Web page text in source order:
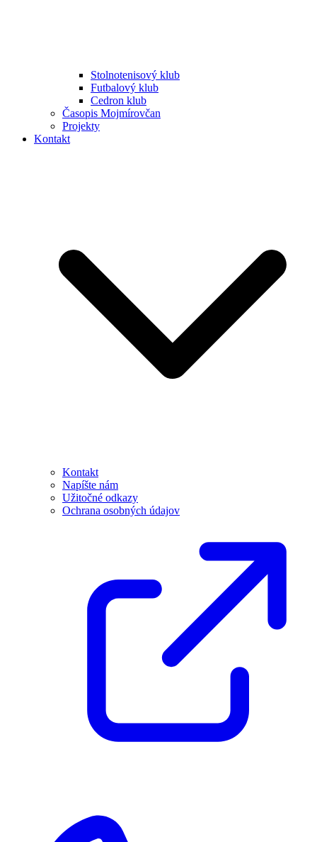
Stolnotenisový klub
Futbalový klub
Cedron klub
Časopis Mojmírovčan
Projekty
Kontakt
Kontakt
Napíšte nám
Užitočné odkazy
Ochrana osobných údajov